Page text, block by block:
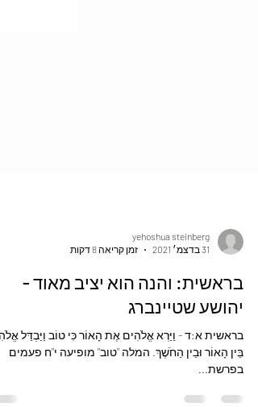
בראשית: והנה הוא יציב מאוד -
יהושע שטיינברג
בראשית א:ד - וַיַּרְא אֱלֹהִים אֶת הָאוֹר כִּי טוֹב וַיַּבְדֵּל
בֵּין הָאוֹר וּבֵין הַחֹשֶׁךְ. המלה "טוב" מופיעה י"ח פעמים